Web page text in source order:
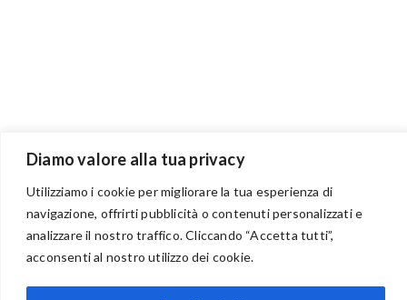
Diamo valore alla tua privacy
Utilizziamo i cookie per migliorare la tua esperienza di
navigazione, offrirti pubblicità o contenuti personalizzati e
analizzare il nostro traffico. Cliccando “Accetta tutti”,
acconsenti al nostro utilizzo dei cookie.
BENVENUTI NEL PORTALE RIVENDITORI